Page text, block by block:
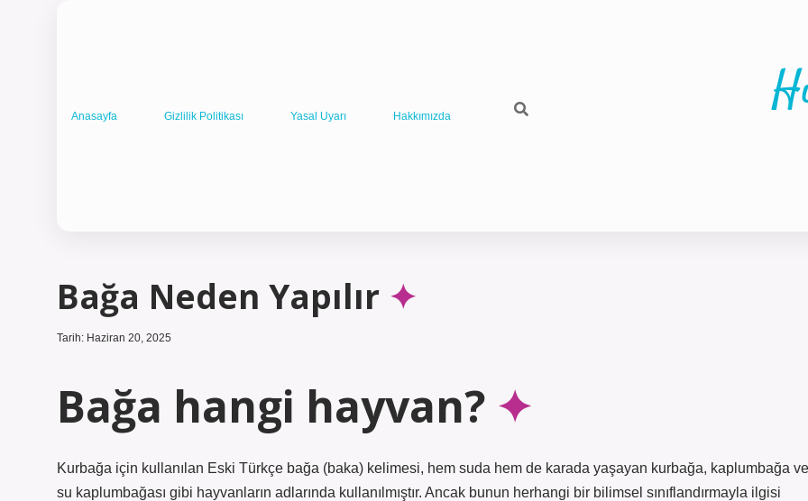
Anasayfa Gizlilik Politikası Yasal Uyarı Hakkımızda
Bağa Neden Yapılır
Tarih: Haziran 20, 2025
Bağa hangi hayvan?
Kurbağa için kullanılan Eski Türkçe bağa (baka) kelimesi, hem suda hem de karada yaşayan kurbağa, kaplumbağa ve
su kaplumbağası gibi hayvanların adlarında kullanılmıştır. Ancak bunun herhangi bir bilimsel sınıflandırmayla ilgisi